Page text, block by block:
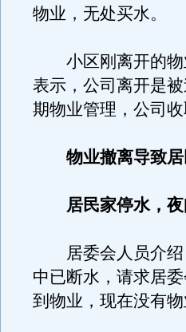
物业，无处买水。
小区刚离开的物
表示，公司离开是
期物业管理，公司
物业撤离导致
居民家停水，
居委会人员介绍
中已断水，请求居
到物业，现在没有物